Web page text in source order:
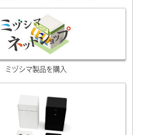
ミヅシマ製品を購入